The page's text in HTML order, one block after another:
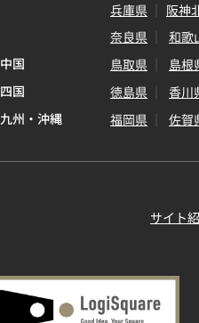
兵庫県
阪神
奈良県
和歌
中国
鳥取県 島根
四国
徳島県 香川
九州・沖縄
福岡県 佐賀
サイト